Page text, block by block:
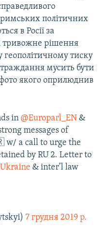
політичних
в Росії за
тривожне рішення
геополітичному тиску
мусить бути
якого оприлюднив
in @Europarl_EN &
messages of
a call to urge the
by RU 2. Letter to
& inter’l law
7 грудня 2019 р.